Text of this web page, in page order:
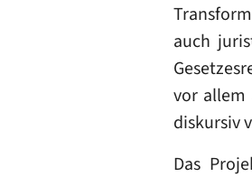
auch
vor allem
diskursiv
Das